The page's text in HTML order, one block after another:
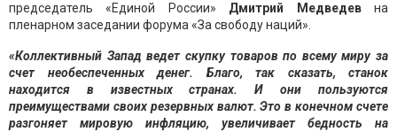
председатель «Единой России» Дмитрий Медведевна
пленарном заседании форума «За свободу наций».
«Коллективный Запад ведет скупку товаров по всему миру за
счет необеспеченных денег. Благо, так сказать, станок
находится в известных странах. И они пользуются
преимуществами своих резервных валют. Это в конечном счете
разгоняет мировую инфляцию, увеличивает бедность на